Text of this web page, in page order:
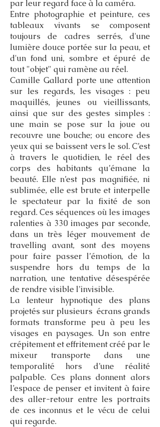
par leur regard face à la caméra.
Entre photographie et peinture, ces
tableaux vivants se composent
toujours de cadres serrés, d'une
lumière douce portée sur la peau, et
d'un fond uni, sombre et épuré de
tout "objet" qui ramène au réel.
Camille Gallard porte une attention
sur les regards, les visages : peu
maquillés, jeunes ou vieillissants,
ainsi que sur des gestes simples :
une main se pose sur la joue ou
recouvre une bouche; ou encore des
yeux qui se baissent vers le sol. C’est
à travers le quotidien, le réel des
corps des habitants qu’émane la
beauté. Elle n’est pas magnifiée, ni
sublimée, elle est brute et interpelle
le spectateur par la fixité de son
regard. Ces séquences où les images
ralenties à 330 images par seconde,
dans un très léger mouvement de
travelling avant, sont des moyens
pour faire passer l’émotion, de la
suspendre hors du temps de la
narration, une tentative désespérée
de rendre visible l’invisible.
La lenteur hypnotique des plans
projetés sur plusieurs écrans grands
formats transforme peu à peu les
visages en paysages. Un son entre
crépitement et effritement créé par le
mixeur transporte dans une
temporalité hors d’une réalité
palpable. Ces plans donnent alors
l’espace de penser et invitent à faire
des aller-retour entre les portraits
de ces inconnus et le vécu de celui
qui regarde.